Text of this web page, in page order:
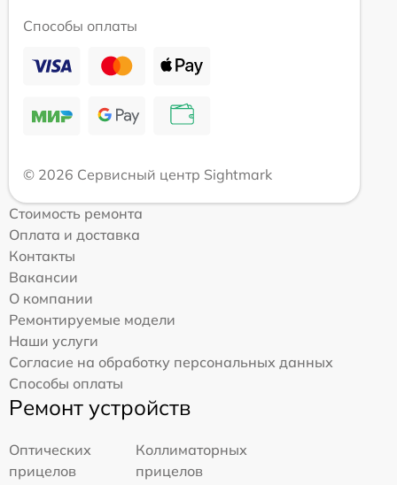
Способы оплаты
© 2026 Сервисный центр Sightmark
Стоимость ремонта
Оплата и доставка
Контакты
Вакансии
О компании
Ремонтируемые модели
Наши услуги
Согласие на обработку персональных данных
Способы оплаты
Ремонт устройств
Оптических
прицелов
Коллиматорных
прицелов